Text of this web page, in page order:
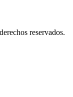
reservados.